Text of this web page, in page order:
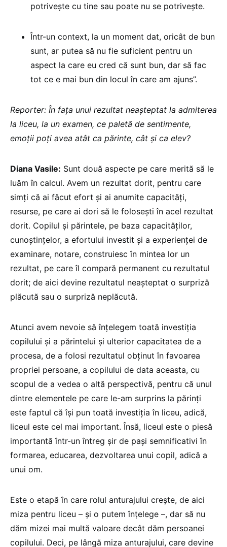
potrivește cu tine sau poate nu se potrivește.
Într-un context, la un moment dat, oricât de bun
sunt, ar putea să nu fie suficient pentru un
aspect la care eu cred că sunt bun, dar să fac
tot ce e mai bun din locul în care am ajuns”.
Reporter: În fața unui rezultat neașteptat la admiterea
la liceu, la un examen, ce paletă de sentimente,
emoții poți avea atât ca părinte, cât și ca elev?
Diana Vasile: Sunt două aspecte pe care merită să le
luăm în calcul. Avem un rezultat dorit, pentru care
simți că ai făcut efort și ai anumite capacități,
resurse, pe care ai dori să le folosești în acel rezultat
dorit. Copilul și părintele, pe baza capacităților,
cunoștințelor, a efortului investit și a experienței de
examinare, notare, construiesc în mintea lor un
rezultat, pe care îl compară permanent cu rezultatul
dorit; de aici devine rezultatul neașteptat o surpriză
plăcută sau o surpriză neplăcută.
Atunci avem nevoie să înțelegem toată investiția
copilului și a părintelui și ulterior capacitatea de a
procesa, de a folosi rezultatul obținut în favoarea
propriei persoane, a copilului de data aceasta, cu
scopul de a vedea o altă perspectivă, pentru că unul
dintre elementele pe care le-am surprins la părinți
este faptul că își pun toată investiția în liceu, adică,
liceul este cel mai important. Însă, liceul este o piesă
importantă într-un întreg șir de pași semnificativi în
formarea, educarea, dezvoltarea unui copil, adică a
unui om.
Este o etapă în care rolul anturajului crește, de aici
miza pentru liceu – și o putem înțelege –, dar să nu
dăm mizei mai multă valoare decât dăm persoanei
copilului. Deci, pe lângă miza anturajului, care devine